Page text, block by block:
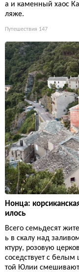
а и каменный хаос
ляже.
Путешествия 147
Нонца:
илось
Всего семьдесят
ь в скалу над
ктуру, розовую
соседствует с
той Юлии